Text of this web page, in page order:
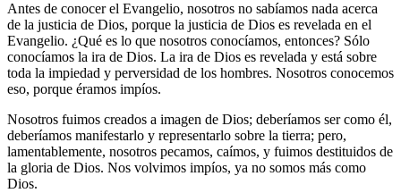
Antes de conocer el Evangelio, nosotros no sabíamos nada acerca
de la justicia de Dios, porque la justicia de Dios es revelada en el
Evangelio. ¿Qué es lo que nosotros conocíamos, entonces? Sólo
conocíamos la ira de Dios. La ira de Dios es revelada y está sobre
toda la impiedad y perversidad de los hombres. Nosotros conocemos
eso, porque éramos impíos.
Nosotros fuimos creados a imagen de Dios; deberíamos ser como él,
deberíamos manifestarlo y representarlo sobre la tierra; pero,
lamentablemente, nosotros pecamos, caímos, y fuimos destituidos de
la gloria de Dios. Nos volvimos impíos, ya no somos más como
Dios.